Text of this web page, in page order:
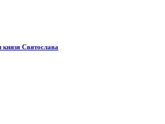
князя Святослава